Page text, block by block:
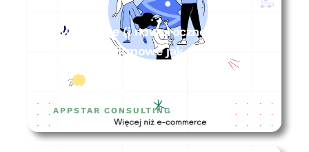
Świąteczne (i noworoczne)
spotkania firmowe jak
wykorzystać ten czas do wzrostu
Twojej firmy?
APPSTAR CONSULTING